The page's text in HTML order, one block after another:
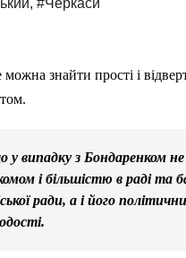
, #Черкаси
знайти прості і
у випадку з Бондаренком
і більшістю в раді
ради, а і його